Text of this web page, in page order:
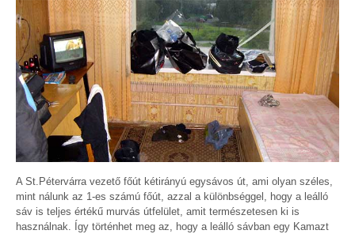
A St.Pétervárra vezető főút kétirányú egysávos út, ami olyan széles,
mint nálunk az 1-es számú főút, azzal a különbséggel, hogy a leálló
sáv is teljes értékű murvás útfelület, amit természetesen ki is
használnak. Így történhet meg az, hogy a leálló sávban egy Kamazt